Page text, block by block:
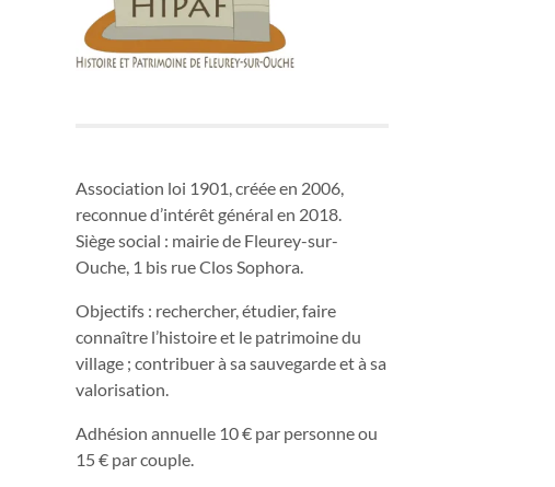
Association loi 1901, créée en 2006,
reconnue d’intérêt général en 2018.
Siège social : mairie de Fleurey-sur-
Ouche, 1 bis rue Clos Sophora.
Objectifs : rechercher, étudier, faire
connaître l’histoire et le patrimoine du
village ; contribuer à sa sauvegarde et à sa
valorisation.
Adhésion annuelle 10 € par personne ou
15 € par couple.